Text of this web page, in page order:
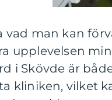
vad man kan
upplevelsen
i Skövde är
kliniken, vilket